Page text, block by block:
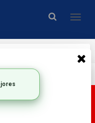
a $200.000.-
por lo tanto los
PRECIO no son